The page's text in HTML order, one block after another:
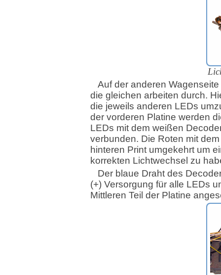
Auf der anderen
die gleichen arbeiten durch.
die jeweils anderen LEDs
der vorderen Platine werden
LEDs mit dem weißen
verbunden. Die Roten mit
hinteren Print umgekehrt um
korrekten Lichtwechsel zu
Der blaue Draht des
(+) Versorgung für alle LEDs
Mittleren Teil der Platine